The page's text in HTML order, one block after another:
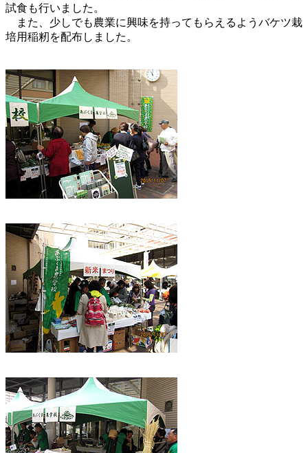
試食も行いました。
また、少しでも農業に興味を持ってもらえるようバケツ栽
培用稲籾を配布しました。